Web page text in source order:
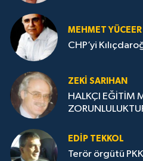
MEHMET YÜCEER
CHP’yi
ZEKI SARIHAN
HALKÇI EĞİTİM
EDIP TEKKOL
Terör örgütü